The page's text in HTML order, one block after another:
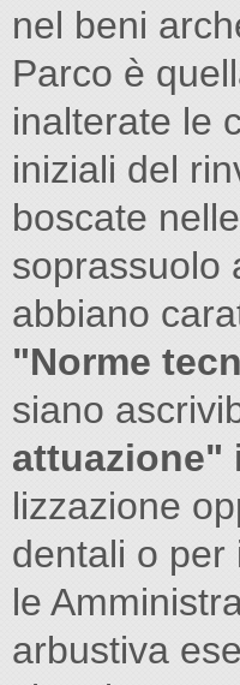
nel beni
Parco è
inalterate le
iniziali del
boscate
soprassuolo
abbiano
"Norme
siano
attuazione"
lizzazione
dentali o per
le
arbustiva